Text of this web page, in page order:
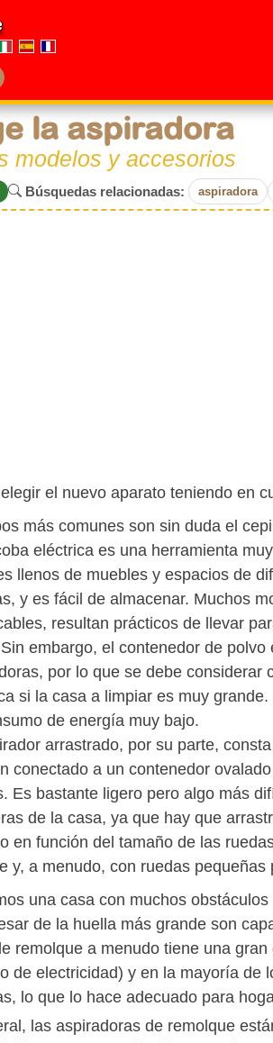
la aspiradora
modelos y accesorios
Búsquedas relacionadas: aspiradora
el nuevo aparato teniendo en
más comunes son sin duda el
eléctrica es una herramienta
llenos de muebles y espacios de
y es fácil de almacenar. Muchos
resultan prácticos de llevar
embargo, el contenedor de
por lo que se debe considerar
si la casa a limpiar es muy
de energía muy bajo.
arrastrado, por su parte,
conectado a un contenedor
Es bastante ligero pero algo más
de la casa, ya que hay que
en función del tamaño de las
y, a menudo, con ruedas
una casa con muchos
de la huella más grande son
remolque a menudo tiene una
de electricidad) y en la mayoría de
lo que lo hace adecuado para
las aspiradoras de remolque